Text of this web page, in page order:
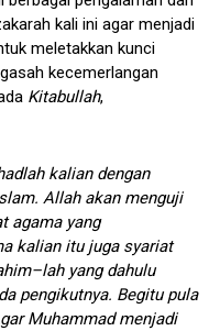
kali ini agar menjadi
meletakkan kunci
kecemerlangan
Kitabullah,
kalian dengan
Allah akan menguji
agama yang
kalian itu juga syariat
–lah yang dahulu
pengikutnya. Begitu pula
Muhammad menjadi